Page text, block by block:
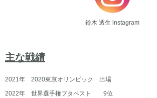
鈴木 透生 instagram
主な戦績
2021年 2020東京オリンピック 出場
2022年 世界選手権ブタペスト 9位